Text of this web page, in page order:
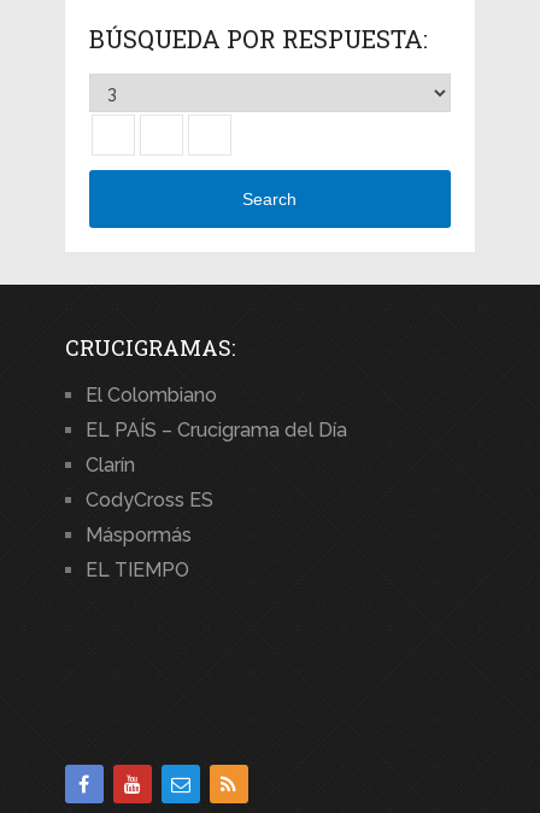
BÚSQUEDA POR RESPUESTA:
Search
CRUCIGRAMAS:
El Colombiano
EL PAÍS – Crucigrama del Día
Clarín
CodyCross ES
Máspormás
EL TIEMPO